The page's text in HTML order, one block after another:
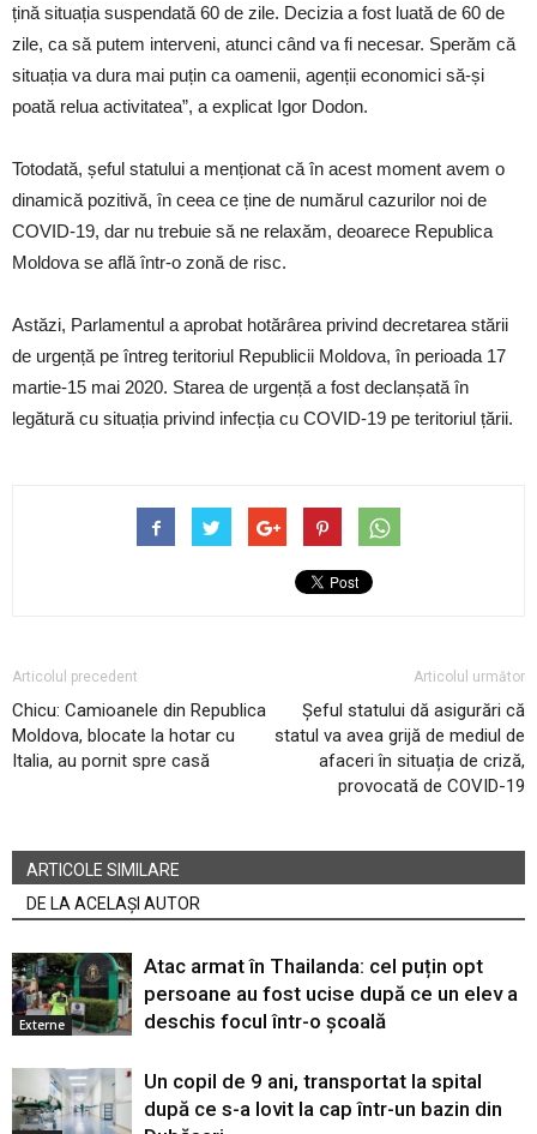
țină situația suspendată 60 de zile. Decizia a fost luată de 60 de
zile, ca să putem interveni, atunci când va fi necesar. Sperăm că
situația va dura mai puțin ca oamenii, agenții economici să-și
poată relua activitatea”, a explicat Igor Dodon.
Totodată, șeful statului a menționat că în acest moment avem o
dinamică pozitivă, în ceea ce ține de numărul cazurilor noi de
COVID-19, dar nu trebuie să ne relaxăm, deoarece Republica
Moldova se află într-o zonă de risc.
Astăzi, Parlamentul a aprobat hotărârea privind decretarea stării
de urgență pe întreg teritoriul Republicii Moldova, în perioada 17
martie-15 mai 2020. Starea de urgență a fost declanșată în
legătură cu situația privind infecția cu COVID-19 pe teritoriul țării.
Articolul precedent
Chicu: Camioanele din Republica
Moldova, blocate la hotar cu
Italia, au pornit spre casă
Articolul următor
Șeful statului dă asigurări că
statul va avea grijă de mediul de
afaceri în situația de criză,
provocată de COVID-19
ARTICOLE SIMILARE
DE LA ACELAȘI AUTOR
Externe
Atac armat în Thailanda: cel puțin opt
persoane au fost ucise după ce un elev a
deschis focul într-o școală
Un copil de 9 ani, transportat la spital
după ce s-a lovit la cap într-un bazin din